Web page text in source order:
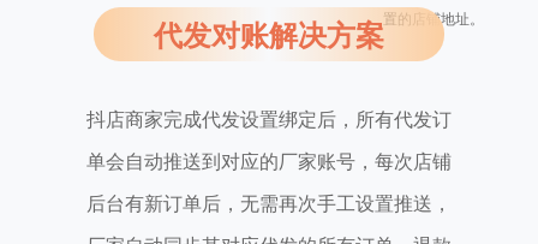
置的店铺地址。
代发对账解决方案
抖店商家完成代发设置绑定后，所有代发订
单会自动推送到对应的厂家账号，每次店铺
后台有新订单后，无需再次手工设置推送，